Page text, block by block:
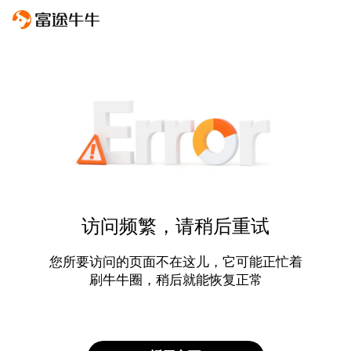
访问频繁，请稍后重试
您所要访问的页面不在这儿，它可能正忙着
刷牛牛圈，稍后就能恢复正常